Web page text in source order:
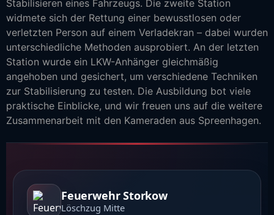
Stabilisieren eines Fahrzeugs. Die zweite Station
widmete sich der Rettung einer bewusstlosen oder
verletzten Person auf einem Verladekran – dabei wurden
unterschiedliche Methoden ausprobiert. An der letzten
Station wurde ein LKW-Anhänger gleichmäßig
angehoben und gesichert, um verschiedene Techniken
zur Stabilisierung zu testen. Die Ausbildung bot viele
praktische Einblicke, und wir freuen uns auf die weitere
Zusammenarbeit mit den Kameraden aus Spreenhagen.
Feuerwehr Storkow
Löschzug Mitte